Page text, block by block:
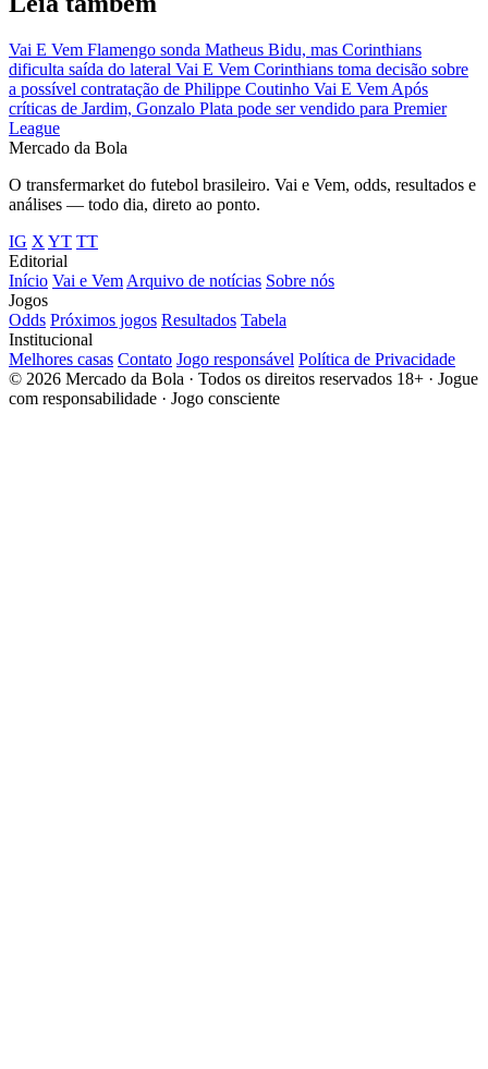
Vai E Vem Flamengo sonda Matheus Bidu, mas Corinthians
dificulta saída do lateral Vai E Vem Corinthians toma decisão sobre
a possível contratação de Philippe Coutinho Vai E Vem Após
críticas de Jardim, Gonzalo Plata pode ser vendido para Premier
League
Mercado da Bola
O transfermarket do futebol brasileiro. Vai e Vem, odds, resultados e
análises — todo dia, direto ao ponto.
IG X YT TT
Editorial
Início Vai e Vem Arquivo de notícias Sobre nós
Jogos
Odds Próximos jogos Resultados Tabela
Institucional
Melhores casas Contato Jogo responsável Política de Privacidade
© 2026 Mercado da Bola · Todos os direitos reservados 18+ · Jogue
com responsabilidade · Jogo consciente